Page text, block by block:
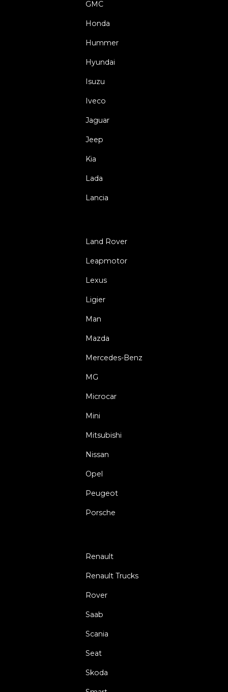
GMC
Honda
Hummer
Hyundai
Isuzu
Iveco
Jaguar
Jeep
Kia
Lada
Lancia
Land Rover
Leapmotor
Lexus
Ligier
Man
Mazda
Mercedes-Benz
MG
Microcar
Mini
Mitsubishi
Nissan
Opel
Peugeot
Porsche
Renault
Renault Trucks
Rover
Saab
Scania
Seat
Skoda